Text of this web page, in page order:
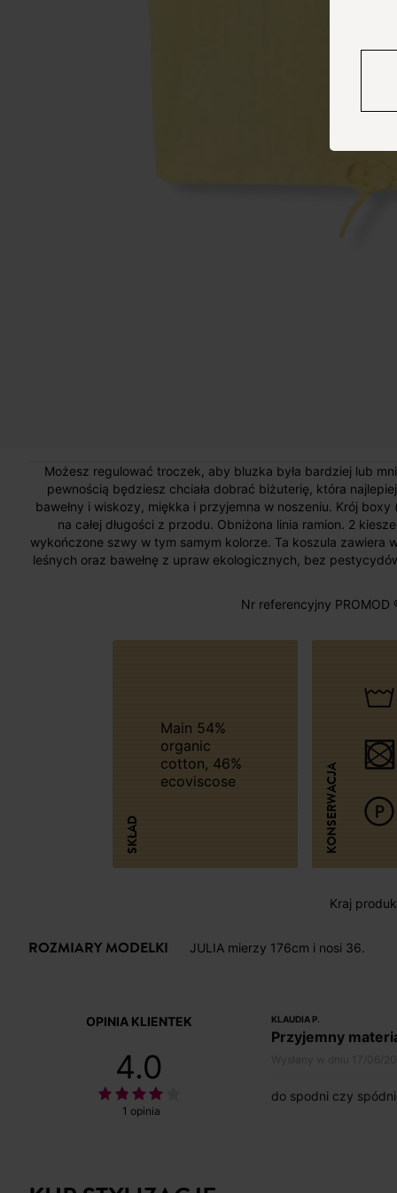
Możesz regulować troczek, aby bluzka była bardziej lub
pewnością będziesz chciała dobrać biżuterię, która
bawełny i wiskozy, miękka i przyjemna w noszeniu. Krój
na całej długości z przodu. Obniżona linia ramion. 2
wykończone szwy w tym samym kolorze. Ta koszula
leśnych oraz bawełnę z upraw ekologicznych, bez
Nr referencyjny
SKŁAD
Main 54%
organic
cotton, 46%
ecoviscose
KONSERWACJA
Kraj
ROZMIARY MODELKI JULIA mierzy 176cm i nosi 36.
OPINIA KLIENTEK
4.0
1 opinia
KLAUDIA P.
Przyjemny
do spodni czy